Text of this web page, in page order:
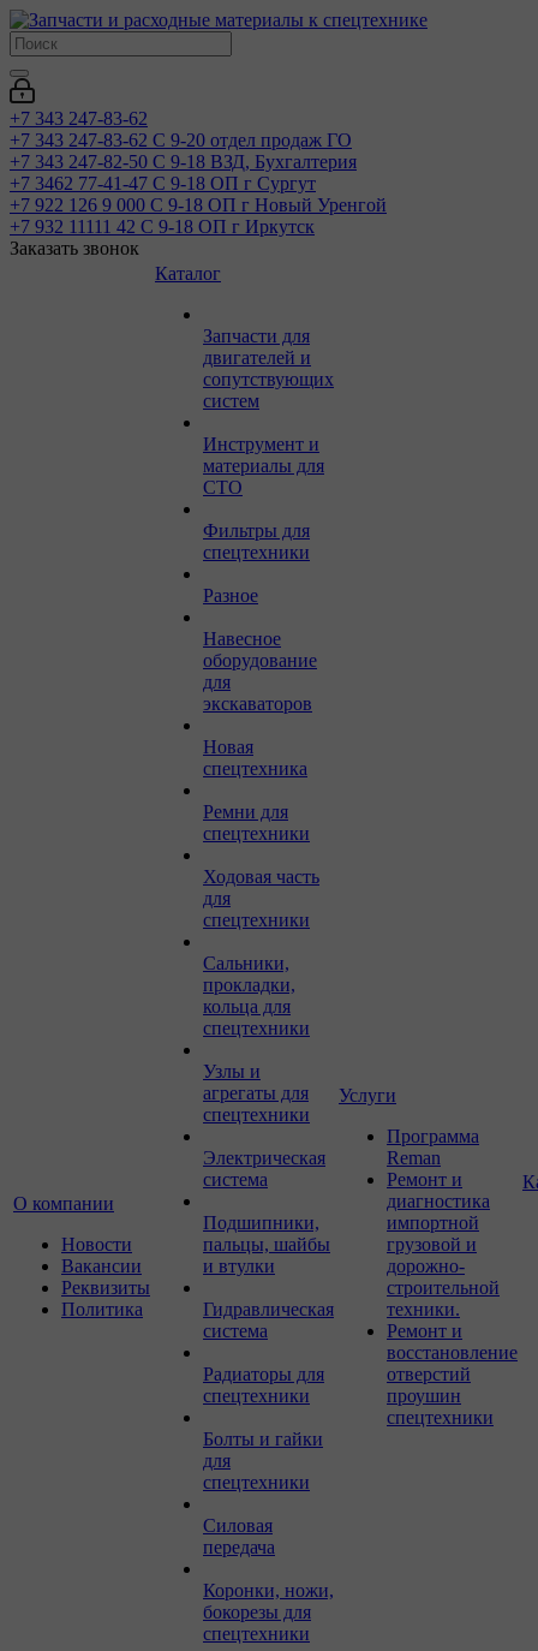
+7 343 247-83-62
+7 343 247-83-62 С 9-20 отдел продаж ГО
+7 343 247-82-50 С 9-18 ВЗД, Бухгалтерия
+7 3462 77-41-47 С 9-18 ОП г Сургут
+7 922 126 9 000 С 9-18 ОП г Новый Уренгой
+7 932 11111 42 С 9-18 ОП г Иркутск
Заказать звонок
О компании
Новости
Вакансии
Реквизиты
Политика
Каталог
Запчасти для
двигателей и
сопутствующих
систем
Инструмент и
материалы для
СТО
Фильтры для
спецтехники
Разное
Навесное
оборудование
для
экскаваторов
Новая
спецтехника
Ремни для
спецтехники
Ходовая часть
для
спецтехники
Сальники,
прокладки,
кольца для
спецтехники
Узлы и
агрегаты для
спецтехники
Электрическая
система
Подшипники,
пальцы, шайбы
и втулки
Гидравлическая
система
Радиаторы для
спецтехники
Болты и гайки
для
спецтехники
Силовая
передача
Коронки, ножи,
бокорезы для
спецтехники
Услуги
Программа
Reman
Ремонт и
диагностика
импортной
грузовой и
дорожно-
строительной
техники.
Ремонт и
восстановление
отверстий
проушин
спецтехники